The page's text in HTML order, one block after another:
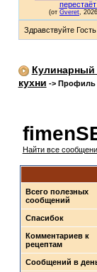
Здравствуйте
кухни -> Профиль
Найти все
Всего полезных
сообщений
Спасибок
Комментариев к
рецептам
Сообщений в